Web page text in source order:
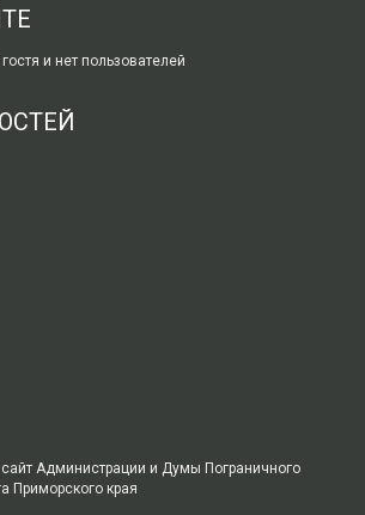
и нет пользователей
Администрации и Думы Пограничного
Приморского края